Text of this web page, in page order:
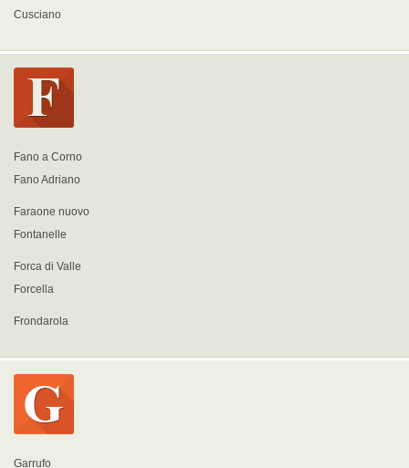
Cusciano
Fano a Corno
Fano Adriano
Faraone nuovo
Fontanelle
Forca di Valle
Forcella
Frondarola
Garrufo